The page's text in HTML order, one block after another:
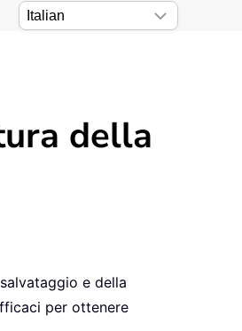
della
e della
per ottenere